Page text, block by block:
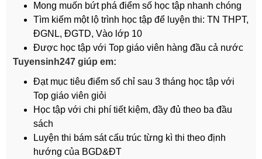
Mong muốn bứt phá điểm số học tập nhanh chóng
Tìm kiếm một lộ trình học tập để luyện thi: TN THPT,
ĐGNL, ĐGTD, Vào lớp 10
Được học tập với Top giáo viên hàng đầu cả nước
Tuyensinh247 giúp em:
Đạt mục tiêu điểm số chỉ sau 3 tháng học tập với
Top giáo viên giỏi
Học tập với chi phí tiết kiệm, đầy đủ theo ba đầu
sách
Luyện thi bám sát cấu trúc từng kì thi theo định
hướng của BGD&ĐT